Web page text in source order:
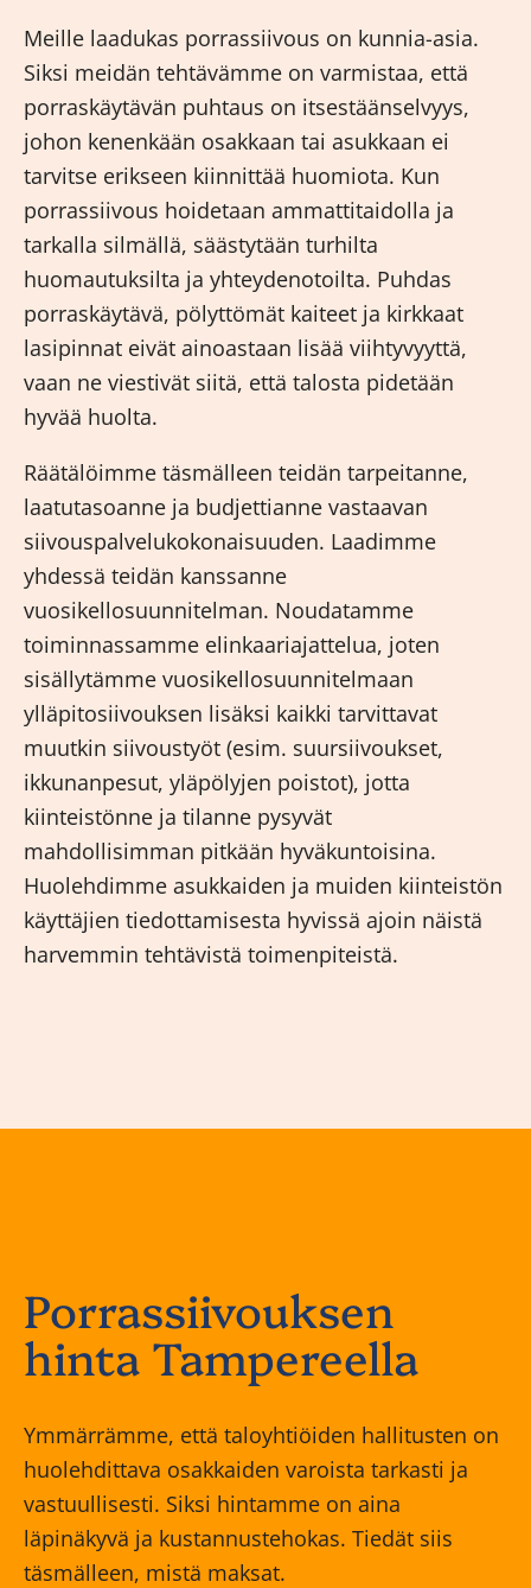
Meille laadukas porrassiivous on kunnia-asia.
Siksi meidän tehtävämme on varmistaa, että
porraskäytävän puhtaus on itsestäänselvyys,
johon kenenkään osakkaan tai asukkaan ei
tarvitse erikseen kiinnittää huomiota. Kun
porrassiivous hoidetaan ammattitaidolla ja
tarkalla silmällä, säästytään turhilta
huomautuksilta ja yhteydenotoilta. Puhdas
porraskäytävä, pölyttömät kaiteet ja kirkkaat
lasipinnat eivät ainoastaan lisää viihtyvyyttä,
vaan ne viestivät siitä, että talosta pidetään
hyvää huolta.
Räätälöimme täsmälleen teidän tarpeitanne,
laatutasoanne ja budjettianne vastaavan
siivouspalvelukokonaisuuden. Laadimme
yhdessä teidän kanssanne
vuosikellosuunnitelman. Noudatamme
toiminnassamme elinkaariajattelua, joten
sisällytämme vuosikellosuunnitelmaan
ylläpitosiivouksen lisäksi kaikki tarvittavat
muutkin siivoustyöt (esim. suursiivoukset,
ikkunanpesut, yläpölyjen poistot), jotta
kiinteistönne ja tilanne pysyvät
mahdollisimman pitkään hyväkuntoisina.
Huolehdimme asukkaiden ja muiden kiinteistön
käyttäjien tiedottamisesta hyvissä ajoin näistä
harvemmin tehtävistä toimenpiteistä.
Porrassiivouksen
hinta Tampereella
Ymmärrämme, että taloyhtiöiden hallitusten on
huolehdittava osakkaiden varoista tarkasti ja
vastuullisesti. Siksi hintamme on aina
läpinäkyvä ja kustannustehokas. Tiedät siis
täsmälleen, mistä maksat.